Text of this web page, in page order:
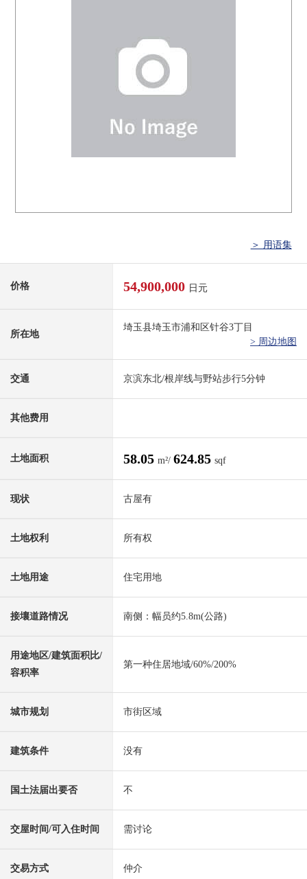
＞ 用语集
价格 54,900,000 日元
所在地
埼玉县埼玉市浦和区针谷3丁目
> 周边地图
交通 京滨东北/根岸线与野站步行5分钟
其他费用
土地面积 58.05 m²/ 624.85 sqf
现状 古屋有
土地权利 所有权
土地用途 住宅用地
接壤道路情况 南侧：幅员约5.8m(公路)
用途地区/建筑面积比/
容积率
第一种住居地域/60%/200%
城市规划 市街区域
建筑条件 没有
国土法届出要否 不
交屋时间/可入住时间 需讨论
交易方式 仲介